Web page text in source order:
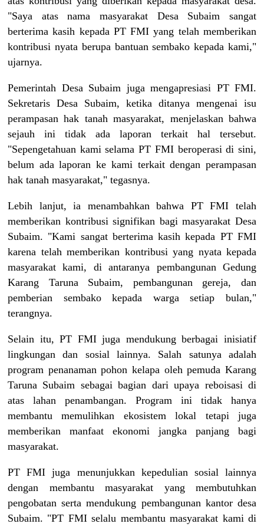
"Saya atas nama masyarakat Desa Subaim sangat
berterima kasih kepada PT FMI yang telah memberikan
kontribusi nyata berupa bantuan sembako kepada kami,"
ujarnya.
Pemerintah Desa Subaim juga mengapresiasi PT FMI.
Sekretaris Desa Subaim, ketika ditanya mengenai isu
perampasan hak tanah masyarakat, menjelaskan bahwa
sejauh ini tidak ada laporan terkait hal tersebut.
"Sepengetahuan kami selama PT FMI beroperasi di sini,
belum ada laporan ke kami terkait dengan perampasan
hak tanah masyarakat," tegasnya.
Lebih lanjut, ia menambahkan bahwa PT FMI telah
memberikan kontribusi signifikan bagi masyarakat Desa
Subaim. "Kami sangat berterima kasih kepada PT FMI
karena telah memberikan kontribusi yang nyata kepada
masyarakat kami, di antaranya pembangunan Gedung
Karang Taruna Subaim, pembangunan gereja, dan
pemberian sembako kepada warga setiap bulan,"
terangnya.
Selain itu, PT FMI juga mendukung berbagai inisiatif
lingkungan dan sosial lainnya. Salah satunya adalah
program penanaman pohon kelapa oleh pemuda Karang
Taruna Subaim sebagai bagian dari upaya reboisasi di
atas lahan penambangan. Program ini tidak hanya
membantu memulihkan ekosistem lokal tetapi juga
memberikan manfaat ekonomi jangka panjang bagi
masyarakat.
PT FMI juga menunjukkan kepedulian sosial lainnya
dengan membantu masyarakat yang membutuhkan
pengobatan serta mendukung pembangunan kantor desa
Subaim. "PT FMI selalu membantu masyarakat kami di